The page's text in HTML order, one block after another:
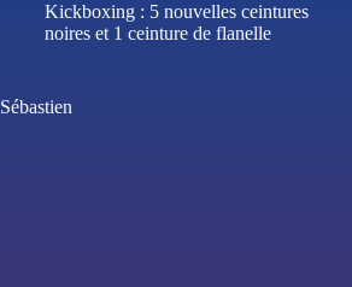
Kickboxing : 5 nouvelles ceintures
noires et 1 ceinture de flanelle
Sébastien